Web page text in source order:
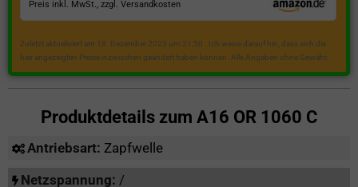
Preis inkl. MwSt., zzgl. Versandkosten
Zuletzt aktualisiert am 18. Dezember 2023 um 21:50 . Ich weise darauf hin, dass sich die
hier angezeigten Preise inzwischen geändert haben können. Alle Angaben ohne Gewähr.
Produktdetails zum A16 OR 1060 C
Antriebsart: Zapfwelle
Netzspannung: /